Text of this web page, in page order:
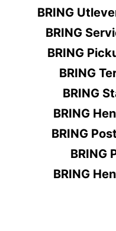
BRING
BRING
BRING
BRING
BRING
BRING
BRING
BRING
BRING